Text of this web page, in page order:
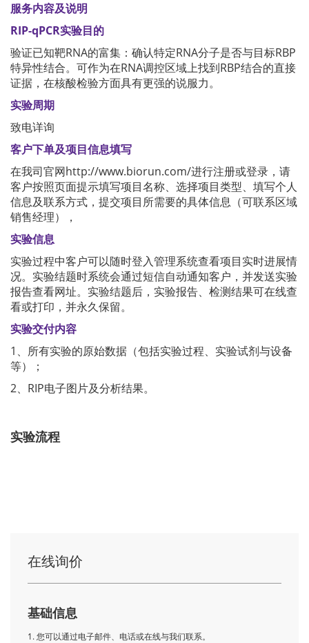
服务内容及说明
RIP-qPCR实验目的
验证已知靶RNA的富集：确认特定RNA分子是否与目标RBP
特异性结合。可作为在RNA调控区域上找到RBP结合的直接
证据，在核酸检验方面具有更强的说服力。
实验周期
致电详询
客户下单及项目信息填写
在我司官网http://www.biorun.com/进行注册或登录，请
客户按照页面提示填写项目名称、选择项目类型、填写个人
信息及联系方式，提交项目所需要的具体信息（可联系区域
销售经理），
实验信息
实验过程中客户可以随时登入管理系统查看项目实时进展情
况。实验结题时系统会通过短信自动通知客户，并发送实验
报告查看网址。实验结题后，实验报告、检测结果可在线查
看或打印，并永久保留。
实验交付内容
1、所有实验的原始数据（包括实验过程、实验试剂与设备
等）；
2、RIP电子图片及分析结果。
实验流程
在线询价
基础信息
1. 您可以通过电子邮件、电话或在线与我们联系。